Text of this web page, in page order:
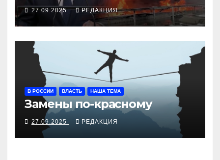
27.09.2025 РЕДАКЦИЯ
В РОССИИ ВЛАСТЬ НАША ТЕМА
Замены по-красному
27.09.2025 РЕДАКЦИЯ